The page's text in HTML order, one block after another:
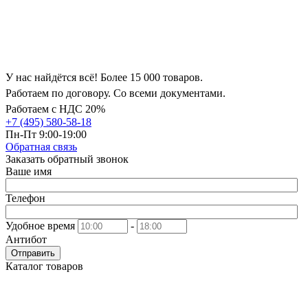
У нас найдётся всё! Более 15 000 товаров.
Работаем по договору. Со всеми документами.
Работаем с НДС 20%
+7 (495) 580-58-18
Пн-Пт 9:00-19:00
Обратная связь
Заказать обратный звонок
Ваше имя
Телефон
Удобное время
-
Антибот
Отправить
Каталог товаров